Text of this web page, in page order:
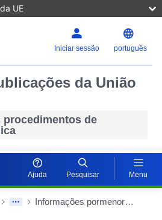
UE
Iniciar sessão português
da União
procedimentos de
Ajuda Pesquisar Menu
Informações pormenorizadas sobre o contrato público